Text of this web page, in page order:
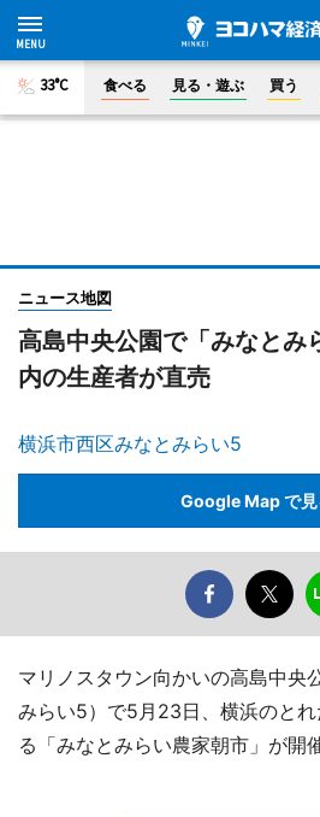
33°C 食べる 見る・遊ぶ 買う
ニュース地図
高島中央公園で「みなとみ
内の生産者が直売
横浜市西区みなとみらい5
Google Map で見
マリノスタウン向かいの高島中央
みらい5）で5月23日、横浜のと
る「みなとみらい農家朝市」が開